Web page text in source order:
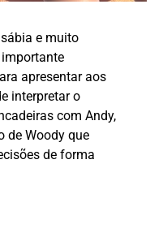
e muito
apresentar aos
interpretar o
com Andy,
de Woody que
de forma